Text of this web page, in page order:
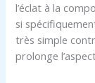
l’éclat à la
si
très simple
prolonge